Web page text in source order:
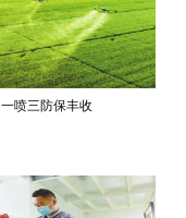
一喷三防保丰收